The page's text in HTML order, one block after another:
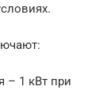
– 1 кВт при